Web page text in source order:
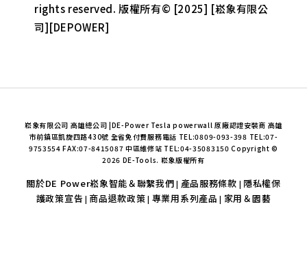
rights reserved. 版權所有© [2025] [崧象有限公
司][DEPOWER]
崧象有限公司 高雄總公司 |DE-Power Tesla powerwall 原廠認證安裝商 高雄
市前鎮區凱旋四路430號 全省免付費服務電話 TEL:0809-093-398 TEL:07-
9753554 FAX:07-8415087 中區維修站 TEL:04-35083150 Copyright ©
2026 DE-Tools. 崧象版權所有
關於DE Power崧象智能＆聯繫我們 | 產品服務條款 | 隱私權保
護政策宣告 | 商品退款政策 | 專業用系列產品 | 家用＆園藝